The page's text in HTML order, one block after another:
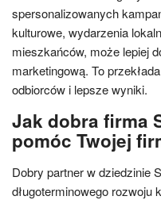
spersonalizowanych
kulturowe, wydarzenia
mieszkańców, może lepiej
marketingową. To
odbiorców i lepsze wyniki.
Jak dobra firma
pomóc Twojej
Dobry partner w dziedzinie
długoterminowego rozwoju